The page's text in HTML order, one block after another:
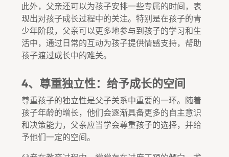
此外，父亲还可以为孩子安排一些专属的时间，表
现出对孩子成长过程中的关注。特别是在孩子的青
少年阶段，父亲可以更多地参与到孩子的学习和生
活中，通过日常的互动为孩子提供情感支持，帮助
孩子渡过成长中的难关。
4、尊重独立性：给予成长的空间
尊重孩子的独立性是父子关系中重要的一环。随着
孩子年龄的增长，他们会逐渐具备更多的自主意识
和决策能力，父亲应当学会尊重孩子的选择，并给
予他们一定的空间。